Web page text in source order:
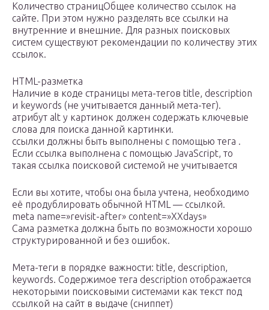
Количество страницОбщее количество ссылок на
сайте. При этом нужно разделять все ссылки на
внутренние и внешние. Для разных поисковых
систем существуют рекомендации по количеству этих
ссылок.
HTML-разметка
Наличие в коде страницы мета-тегов title, description
и keywords (не учитывается данный мета-тег).
атрибут alt у картинок должен содержать ключевые
слова для поиска данной картинки.
ссылки должны быть выполнены с помощью тега .
Если ссылка выполнена с помощью JavaScript, то
такая ссылка поисковой системой не учитывается
Если вы хотите, чтобы она была учтена, необходимо
её продублировать обычной HTML — ссылкой.
meta name=»revisit-after» content=»ХХdays»
Сама разметка должна быть по возможности хорошо
структурированной и без ошибок.
Мета-теги в порядке важности: title, description,
keywords. Содержимое тега description отображается
некоторыми поисковыми системами как текст под
ссылкой на сайт в выдаче (сниппет)